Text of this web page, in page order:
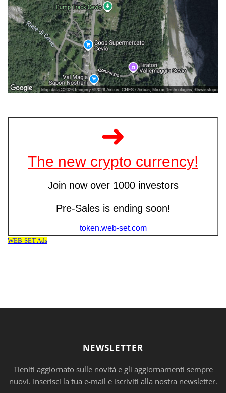
NEWSLETTER
Tieniti aggiornato sulle novitá e gli aggiornamenti sempre
nuovi. Inserisci la tua e-mail e iscriviti alla nostra newsletter.